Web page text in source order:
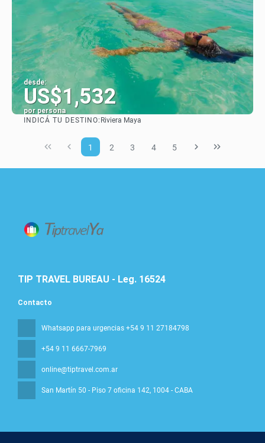
desde:
US$1,532
por persona
Ver
INDICÁ TU DESTINO: Riviera Maya
1 2 3 4 5
TIP TRAVEL BUREAU - Leg. 16524
Contacto
Whatsapp para urgencias +54 9 11 27184798
+54 9 11 6667-7969
online@tiptravel.com.ar
San Martín 50 - Piso 7 oficina 142, 1004 - CABA